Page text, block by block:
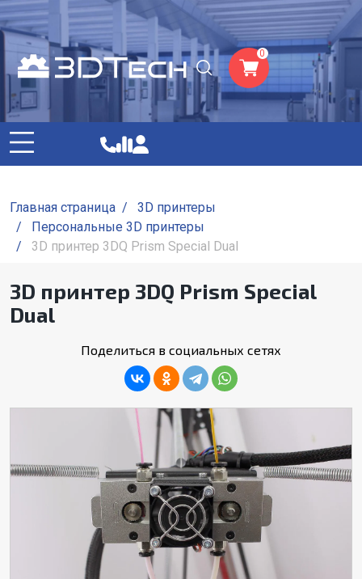
0
Главная страница /
3D принтеры
/
Персональные 3D принтеры
/
3D принтер 3DQ Prism Special Dual
3D принтер 3DQ Prism Special
Dual
Поделиться в социальных сетях